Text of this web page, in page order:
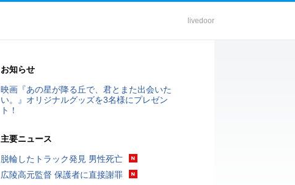
livedoor
お知らせ
映画『あの星が降る丘で、君とまた出会いた
い。』オリジナルグッズを3名様にプレゼン
ト！
主要ニュース
脱輪したトラック発見 男性死亡
広陵高元監督 保護者に直接謝罪